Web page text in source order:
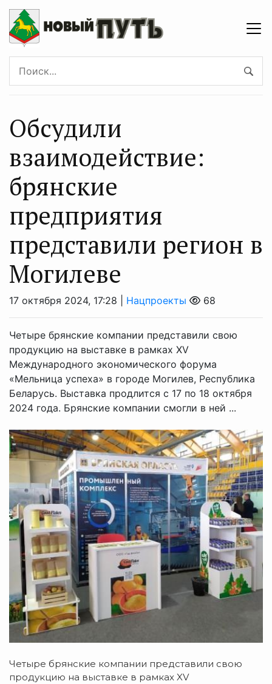
Обсудили
взаимодействие:
брянские
предприятия
представили регион в
Могилеве
17 октября 2024, 17:28 | Нацпроекты 68
Четыре брянские компании представили свою
продукцию на выставке в рамках XV
Международного экономического форума
«Мельница успеха» в городе Могилев, Республика
Беларусь. Выставка продлится с 17 по 18 октября
2024 года. Брянские компании смогли в ней ...
Четыре брянские компании представили свою
продукцию на выставке в рамках XV